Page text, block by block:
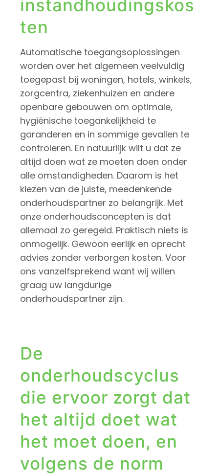
instandhoudingskos
ten
Automatische toegangsoplossingen
worden over het algemeen veelvuldig
toegepast bij woningen, hotels, winkels,
zorgcentra, ziekenhuizen en andere
openbare gebouwen om optimale,
hygiënische toegankelijkheid te
garanderen en in sommige gevallen te
controleren. En natuurlijk wilt u dat ze
altijd doen wat ze moeten doen onder
alle omstandigheden. Daarom is het
kiezen van de juiste, meedenkende
onderhoudspartner zo belangrijk. Met
onze onderhoudsconcepten is dat
allemaal zo geregeld. Praktisch niets is
onmogelijk. Gewoon eerlijk en oprecht
advies zonder verborgen kosten. Voor
ons vanzelfsprekend want wij willen
graag uw langdurige
onderhoudspartner zijn.
De
onderhoudscyclus
die ervoor zorgt dat
het altijd doet wat
het moet doen, en
volgens de norm